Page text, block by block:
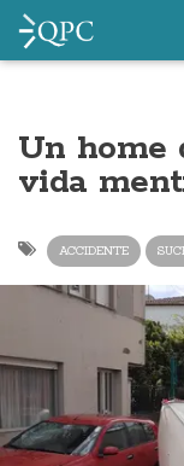
Un home
vida
ACCIDENTE